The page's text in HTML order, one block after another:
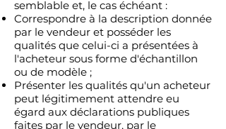
semblable et, le cas échéant :
Correspondre à la description donnée
par le vendeur et posséder les
qualités que celui-ci a présentées à
l'acheteur sous forme d'échantillon
ou de modèle ;
Présenter les qualités qu'un acheteur
peut légitimement attendre eu
égard aux déclarations publiques
faites par le vendeur, par le